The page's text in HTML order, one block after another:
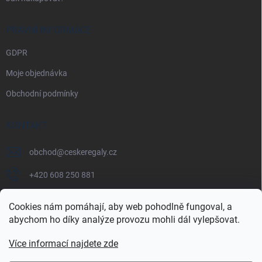
Cookies nám pomáhají, aby web pohodlně fungoval, a
abychom ho díky analýze provozu mohli dál vylepšovat.
Více informací najdete zde
PRÁVNÍ INFORMACE
GDPR
Moje objednávka
Obchodní podmínky
KONTAKT
obchod@ceskeregaly.cz
+420 608 250 881